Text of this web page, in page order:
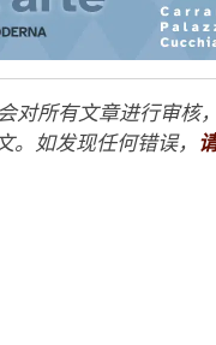
对所有文章进行审核
如发现任何错误，